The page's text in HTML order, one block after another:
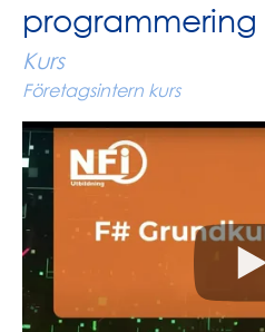
programmering
Kurs
Företagsintern kurs